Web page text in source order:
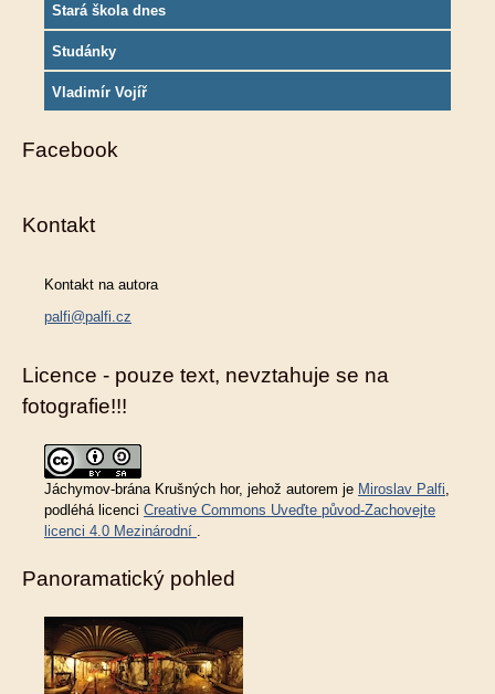
Stará škola dnes
Studánky
Vladimír Vojíř
Facebook
Kontakt
Kontakt na autora
palfi@palfi.cz
Licence - pouze text, nevztahuje se na
fotografie!!!
Jáchymov-brána Krušných hor, jehož autorem je Miroslav Palfi
podléhá licenci Creative Commons Uveďte původ-Zachovejte
licenci 4.0 Mezinárodní
Panoramatický pohled